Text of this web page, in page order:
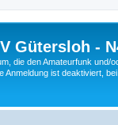
Gütersloh -
die den Amateurfunk
Anmeldung ist deaktiviert,